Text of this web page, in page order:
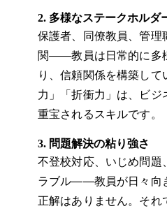
2. 多様なステークホルダ
保護者、同僚教員、管理
関――教員は日常的に多
り、信頼関係を構築して
力」「折衝力」は、ビジ
重宝されるスキルです。
3. 問題解決の粘り強さ
不登校対応、いじめ問題
ラブル――教員が日々向
正解はありません。それ